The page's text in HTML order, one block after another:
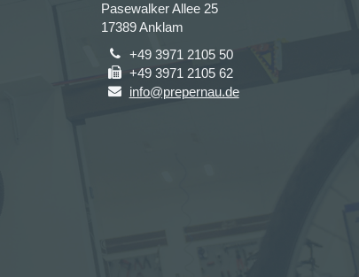
Pasewalker Allee 25
17389 Anklam
+49 3971 2105 50
+49 3971 2105 62
info@prepernau.de